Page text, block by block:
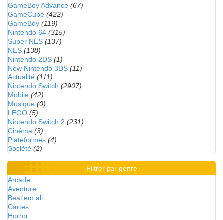
GameBoy Advance (67)
GameCube (422)
GameBoy (119)
Nintendo 64 (315)
Super NES (137)
NES (138)
Nintendo 2DS (1)
New Nintendo 3DS (11)
Actualité (111)
Nintendo Switch (2907)
Mobile (42)
Musique (0)
LEGO (5)
Nintendo Switch 2 (231)
Cinéma (3)
Plateformes (4)
Société (2)
Filtrer par genre
Arcade
Aventure
Beat'em all
Cartes
Horror